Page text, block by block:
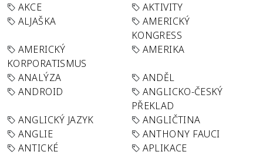
AKCE
AKTIVITY
ALJAŠKA
AMERICKÝ
KONGRESS
AMERICKÝ
KORPORATISMUS
AMERIKA
ANALÝZA
ANDĚL
ANDROID
ANGLICKO-ČESKÝ
PŘEKLAD
ANGLICKÝ JAZYK
ANGLIČTINA
ANGLIE
ANTHONY FAUCI
ANTICKÉ
APLIKACE